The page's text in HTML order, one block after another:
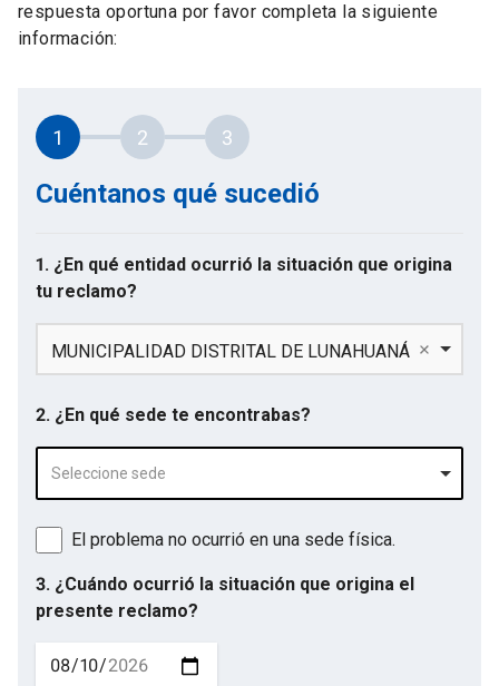
respuesta oportuna por favor completa la siguiente
información:
1 2 3
Cuéntanos qué sucedió
1. ¿En qué entidad ocurrió la situación que origina
tu reclamo?
MUNICIPALIDAD DISTRITAL DE LUNAHUANÁ
2. ¿En qué sede te encontrabas?
Seleccione sede
El problema no ocurrió en una sede física.
3. ¿Cuándo ocurrió la situación que origina el
presente reclamo?